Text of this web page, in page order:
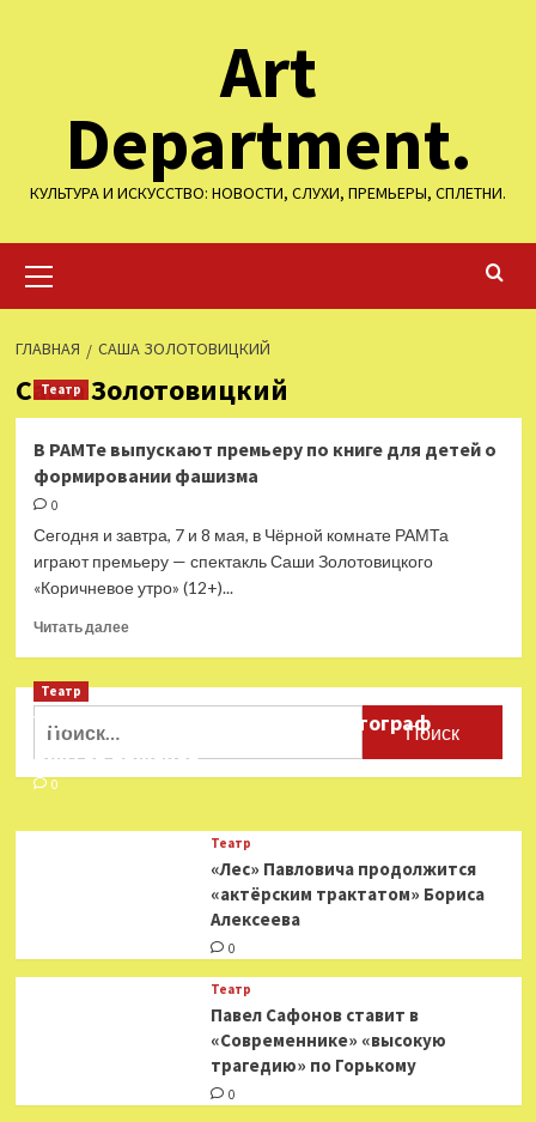
Art
Department.
КУЛЬТУРА И ИСКУССТВО: НОВОСТИ, СЛУХИ, ПРЕМЬЕРЫ, СПЛЕТНИ.
меню
ГЛАВНАЯ САША ЗОЛОТОВИЦКИЙ
Саша Золотовицкий
Театр
В РАМТе выпускают премьеру по книге для детей о
формировании фашизма
0
Сегодня и завтра, 7 и 8 мая, в Чёрной комнате РАМТа
играют премьеру — спектакль Саши Золотовицкого
«Коричневое утро» (12+)...
Читать далееПрочитать
В
премьеру
по
для
формировании
Найти:
Театр
Ушёл из жизни театральный фотограф
Виктор Баженов
0
Театр
«Лес» Павловича продолжится
«актёрским трактатом» Бориса
Алексеева
0
Театр
Павел Сафонов ставит в
«Современнике» «высокую
трагедию» по Горькому
0